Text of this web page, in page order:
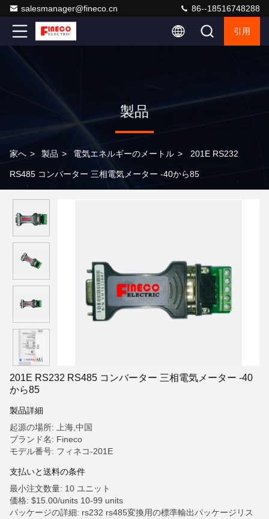
salesmanager@fineco.cn 86--18516748288
引用
製品
家へ > 製品 > 電気エネルギーのメートル > 201E RS232
RS485 コンバーター 三相電気メーター -40から85
201E RS232 RS485 コンバーター 三相電気メーター -40
から85
製品詳細
起源の場所: 上海,中国
ブランド名: Fineco
モデル番号: フィネコ-201E
支払いと送料の条件
最小注文数量: 10 ユニット
価格: $15.00/units 10-99 units
パッケージの詳細: rs232 rs485変換用の標準輸出パッケージリス